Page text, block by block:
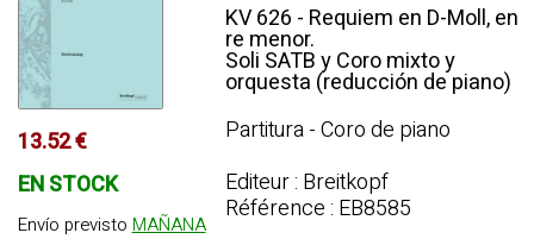
13.52 €
EN STOCK
Envío previsto MAÑANA
KV 626 - Requiem en D-Moll, en
re menor.
Soli SATB y Coro mixto y
orquesta (reducción de piano)
Partitura - Coro de piano
Editeur : Breitkopf
Référence : EB8585